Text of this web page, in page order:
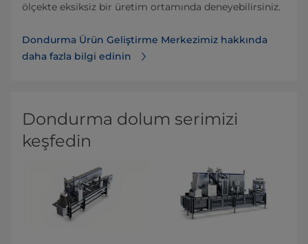
ölçekte eksiksiz bir üretim ortamında deneyebilirsiniz.
Dondurma Ürün Geliştirme Merkezimiz hakkında
daha fazla bilgi edinin
Dondurma dolum serimizi
keşfedin